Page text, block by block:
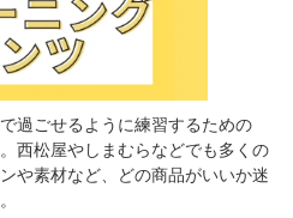
過ごせるように練習するための
西松屋やしまむらなどでも多くの
や素材など、どの商品がいいか迷